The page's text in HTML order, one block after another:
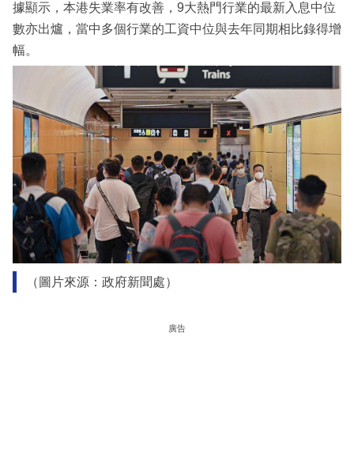
據顯示，本港失業率有改善，9大熱門行業的最新入息中位
數亦出爐，當中多個行業的工資中位與去年同期相比錄得增
幅。
（圖片來源：政府新聞處）
廣告